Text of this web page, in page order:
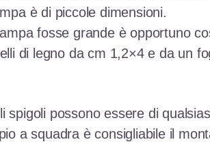
è di piccole dimensioni.
fosse grande è opportuno
di legno da cm 1,2×4 e da un
spigoli possono essere di
a squadra è consigliabile il